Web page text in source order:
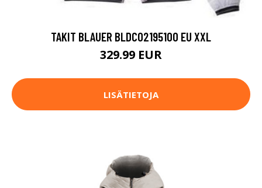
TAKIT BLAUER BLDC02195100 EU XXL
329.99 EUR
LISÄTIETOJA